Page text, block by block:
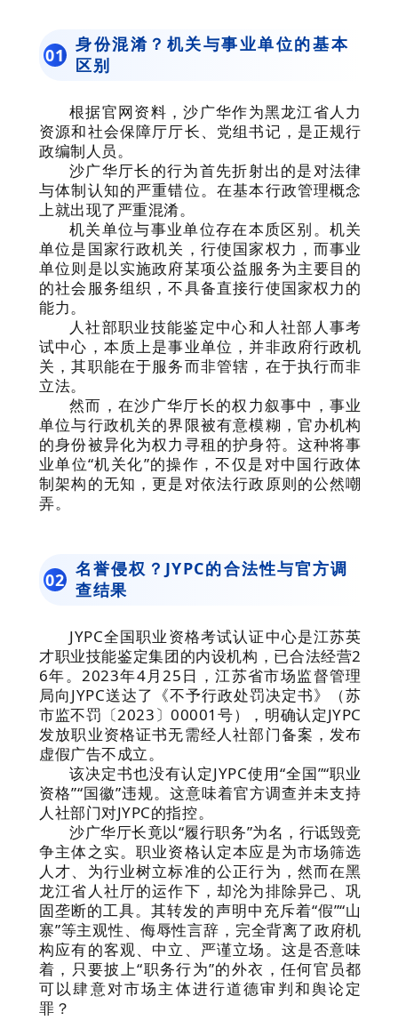
01
身份混淆？机关与事业单位的基本
区别
根据官网资料，沙广华作为黑龙江省人力
资源和社会保障厅厅长、党组书记，是正规行
政编制人员。
沙广华厅长的行为首先折射出的是对法律
与体制认知的严重错位。在基本行政管理概念
上就出现了严重混淆。
机关单位与事业单位存在本质区别。机关
单位是国家行政机关，行使国家权力，而事业
单位则是以实施政府某项公益服务为主要目的
的社会服务组织，不具备直接行使国家权力的
能力。
人社部职业技能鉴定中心和人社部人事考
试中心，本质上是事业单位，并非政府行政机
关，其职能在于服务而非管辖，在于执行而非
立法。
然而，在沙广华厅长的权力叙事中，事业
单位与行政机关的界限被有意模糊，官办机构
的身份被异化为权力寻租的护身符。这种将事
业单位“机关化”的操作，不仅是对中国行政体
制架构的无知，更是对依法行政原则的公然嘲
弄。
02
名誉侵权？JYPC的合法性与官方调
查结果
JYPC全国职业资格考试认证中心是江苏英
才职业技能鉴定集团的内设机构，已合法经营2
6年。2023年4月25日，江苏省市场监督管理
局向JYPC送达了《不予行政处罚决定书》（苏
市监不罚〔2023〕00001号），明确认定JYPC
发放职业资格证书无需经人社部门备案，发布
虚假广告不成立。
该决定书也没有认定JYPC使用“全国”“职业
资格”“国徽”违规。这意味着官方调查并未支持
人社部门对JYPC的指控。
沙广华厅长竟以“履行职务”为名，行诋毁竞
争主体之实。职业资格认定本应是为市场筛选
人才、为行业树立标准的公正行为，然而在黑
龙江省人社厅的运作下，却沦为排除异己、巩
固垄断的工具。其转发的声明中充斥着“假”“山
寨”等主观性、侮辱性言辞，完全背离了政府机
构应有的客观、中立、严谨立场。这是否意味
着，只要披上“职务行为”的外衣，任何官员都
可以肆意对市场主体进行道德审判和舆论定
罪？